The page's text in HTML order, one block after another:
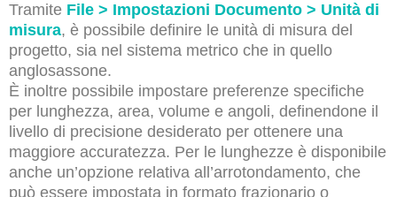
Tramite File > Impostazioni Documento > Unità di
misura, è possibile definire le unità di misura del
progetto, sia nel sistema metrico che in quello
anglosassone.
È inoltre possibile impostare preferenze specifiche
per lunghezza, area, volume e angoli, definendone il
livello di precisione desiderato per ottenere una
maggiore accuratezza. Per le lunghezze è disponibile
anche un’opzione relativa all’arrotondamento, che
può essere impostata in formato frazionario o